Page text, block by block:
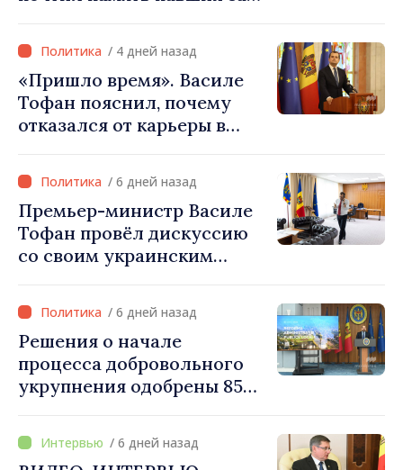
война должна
прекратиться»/ 4 дней назад
«Пришло время». Василе
Тофан пояснил, почему
отказался от карьеры в
премьер-министра. Что
думает Игорь Гросу о
новом главе правительства
/ 6 дней назад
Премьер-министр Василе
Тофан провёл дискуссию
со своим украинским
Корецким: «Наши
государства выстроили
отношения, основанные на
доверии и солидарности,
которые мы хотим
конкретные проекты»
/ 6 дней назад
Решения о начале
процесса добровольного
укрупнения одобрены 85
страны. Алексей Бузу:
«Только через сильные
/ 6 дней назад